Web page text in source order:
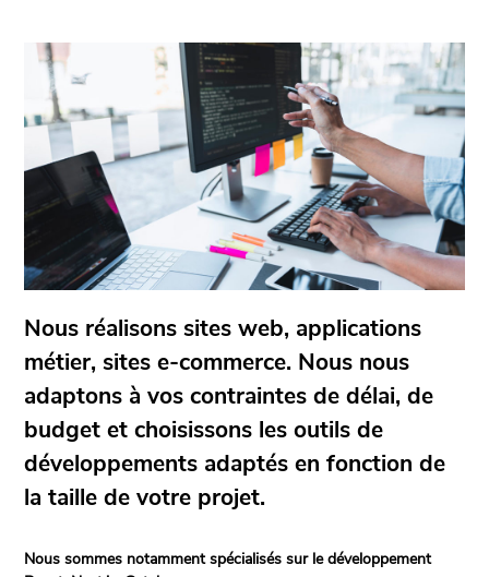
Nous réalisons sites web, applications
métier, sites e-commerce. Nous nous
adaptons à vos contraintes de délai, de
budget et choisissons les outils de
développements adaptés en fonction de
la taille de votre projet.
Nous sommes notamment spécialisés sur le développement